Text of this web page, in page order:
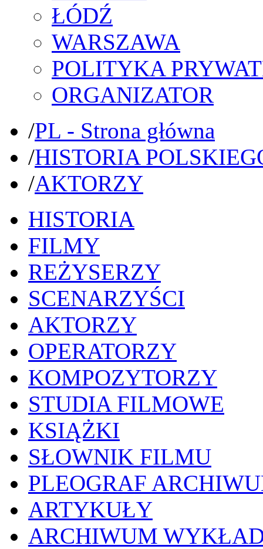
ŁÓDŹ
WARSZAWA
POLITYKA
ORGANIZATOR
/PL - Strona główna
/HISTORIA
/AKTORZY
HISTORIA
FILMY
REŻYSERZY
SCENARZYŚCI
AKTORZY
OPERATORZY
KOMPOZYTORZY
STUDIA FILMOWE
KSIĄŻKI
SŁOWNIK FILMU
PLEOGRAF
ARTYKUŁY
ARCHIWUM